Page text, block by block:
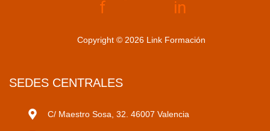
f
in
Copyright © 2026 Link Formación
SEDES CENTRALES
C/ Maestro Sosa, 32. 46007 Valencia